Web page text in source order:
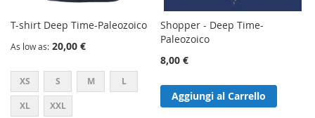
T-shirt Deep Time-Paleozoico
As low as 20,00 €
XS S M L
XL XXL
Shopper - Deep Time-
Paleozoico
8,00 €
Aggiungi al Carrello